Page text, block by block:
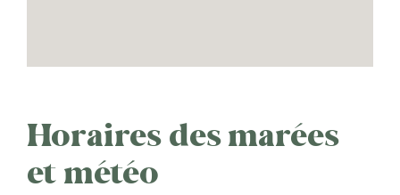
Horaires des marées
et météo